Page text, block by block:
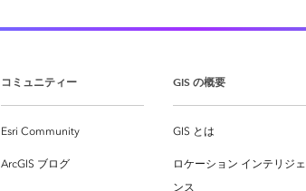
コミュニティー
Esri Community
ArcGIS ブログ
GIS の概要
GIS とは
ロケーション インテリジェ
ンス